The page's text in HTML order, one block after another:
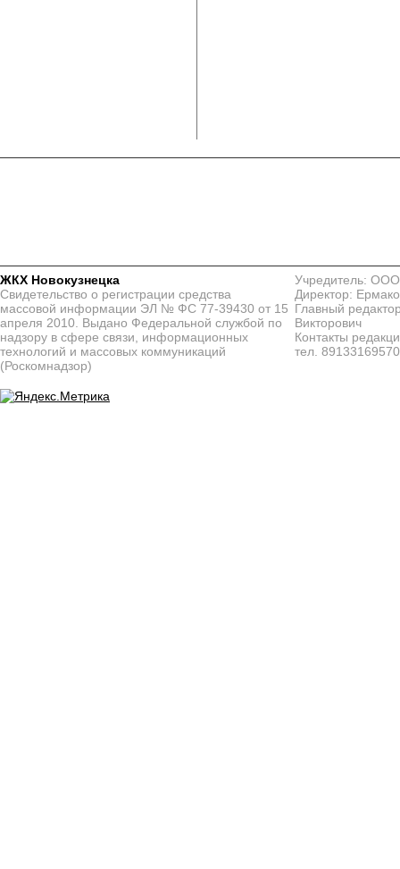
ЖКХ Новокузнецка
Свидетельство о регистрации средства
массовой информации ЭЛ № ФС 77-39430 от 15
апреля 2010. Выдано Федеральной службой по
надзору в сфере связи, информационных
технологий и массовых коммуникаций
(Роскомнадзор)
Учредитель:
Директор:
Главный
Викторович
Контакты
тел. 89133169570